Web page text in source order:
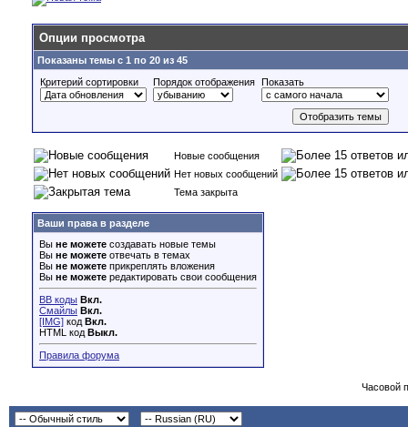
Опции просмотра
Показаны темы с 1 по 20 из 45
Критерий сортировки
Порядок отображения Показать
Новые сообщения
Нет новых сообщений
Тема закрыта
Ваши права в разделе
Вы не можете создавать новые темы
Вы не можете отвечать в темах
Вы не можете прикреплять вложения
Вы не можете редактировать свои сообщения
BB коды Вкл.
Смайлы Вкл.
[IMG] код Вкл.
HTML код Выкл.
Правила форума
Часовой